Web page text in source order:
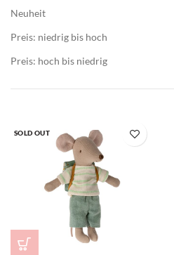
Neuheit
Preis: niedrig bis hoch
Preis: hoch bis niedrig
SOLD OUT